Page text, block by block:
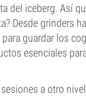
del iceberg. Así
Desde grinders
guardar los
esenciales
a otro